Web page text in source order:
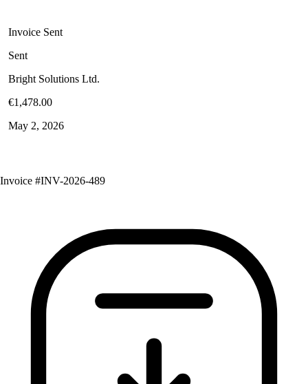
Invoice Sent
Sent
Bright Solutions Ltd.
€1,478.00
May 2, 2026
Invoice #INV-2026-489